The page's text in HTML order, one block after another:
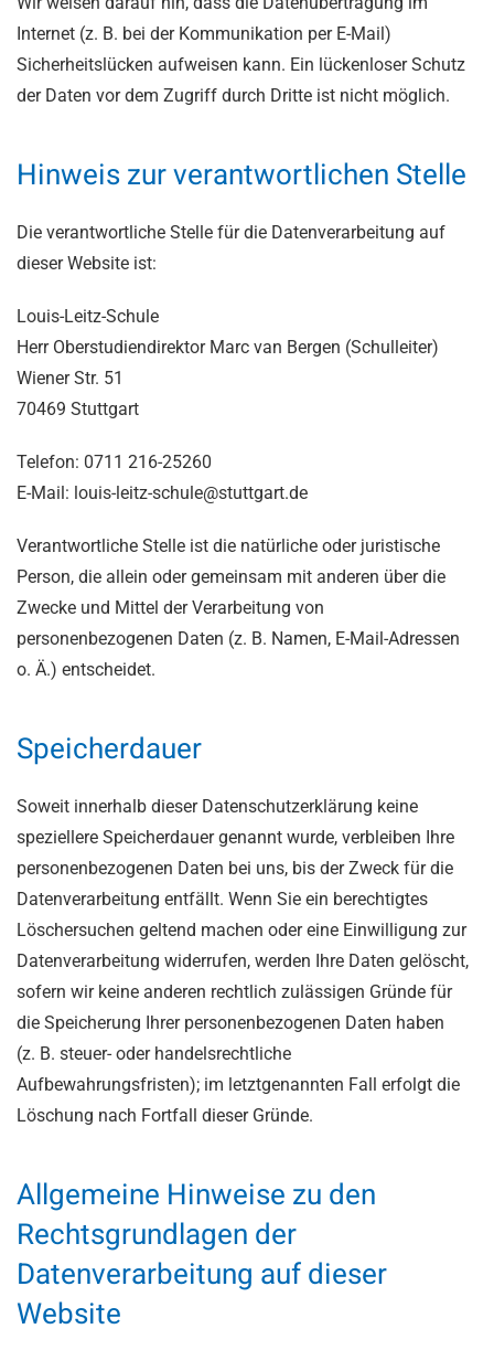
Internet (z. B. bei der Kommunikation per E-Mail)
Sicherheitslücken aufweisen kann. Ein lückenloser Schutz
der Daten vor dem Zugriff durch Dritte ist nicht möglich.
Hinweis zur verantwortlichen Stelle
Die verantwortliche Stelle für die Datenverarbeitung auf
dieser Website ist:
Louis-Leitz-Schule
Herr Oberstudiendirektor Marc van Bergen (Schulleiter)
Wiener Str. 51
70469 Stuttgart
Telefon: 0711 216-25260
E-Mail: louis-leitz-schule@stuttgart.de
Verantwortliche Stelle ist die natürliche oder juristische
Person, die allein oder gemeinsam mit anderen über die
Zwecke und Mittel der Verarbeitung von
personenbezogenen Daten (z. B. Namen, E-Mail-Adressen
o. Ä.) entscheidet.
Speicherdauer
Soweit innerhalb dieser Datenschutzerklärung keine
speziellere Speicherdauer genannt wurde, verbleiben Ihre
personenbezogenen Daten bei uns, bis der Zweck für die
Datenverarbeitung entfällt. Wenn Sie ein berechtigtes
Löschersuchen geltend machen oder eine Einwilligung zur
Datenverarbeitung widerrufen, werden Ihre Daten gelöscht,
sofern wir keine anderen rechtlich zulässigen Gründe für
die Speicherung Ihrer personenbezogenen Daten haben
(z. B. steuer- oder handelsrechtliche
Aufbewahrungsfristen); im letztgenannten Fall erfolgt die
Löschung nach Fortfall dieser Gründe.
Allgemeine Hinweise zu den
Rechtsgrundlagen der
Datenverarbeitung auf dieser
Website